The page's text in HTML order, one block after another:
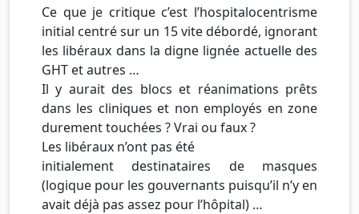
Ce que je critique c’est l’hospitalocentrisme
initial centré sur un 15 vite débordé, ignorant
les libéraux dans la digne lignée actuelle des
GHT et autres …
Il y aurait des blocs et réanimations prêts
dans les cliniques et non employés en zone
durement touchées ? Vrai ou faux ?
Les libéraux n’ont pas été
initialement destinataires de masques
(logique pour les gouvernants puisqu’il n’y en
avait déjà pas assez pour l’hôpital) …